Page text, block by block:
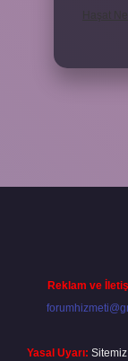
Reklam ve
Yasal Uyarı: